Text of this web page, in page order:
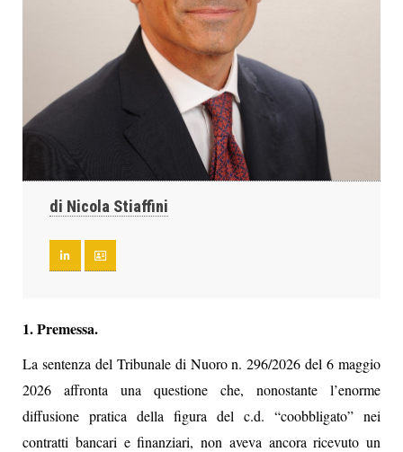
di Nicola Stiaffini
1. Premessa.
La sentenza del Tribunale di Nuoro n. 296/2026 del 6 maggio
2026 affronta una questione che, nonostante l’enorme
diffusione pratica della figura del c.d. “coobbligato” nei
contratti bancari e finanziari, non aveva ancora ricevuto un